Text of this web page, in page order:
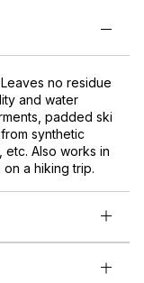
no residue
and water
padded ski
synthetic
Also works in
a hiking trip.